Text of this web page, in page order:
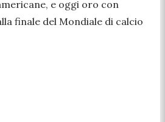
e oggi oro con
finale del Mondiale di calcio